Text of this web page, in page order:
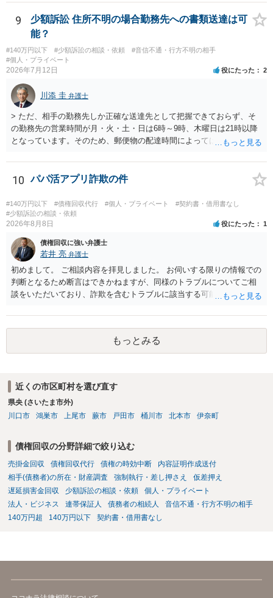
9
少額訴訟 住所不明の場合勤務先への書類送達は可
能？
#140万円以下 #少額訴訟の相談・依頼
#音信不通・行方不明の相手
#個人・プライベート
2026年7月12日 役にたった 2
川添 圭 弁護士
> ただ、相手の勤務先しか正確な送達先として把握できておらず、そ
の勤務先の営業時間が月・火・土・日は6時～9時、木曜日は21時以降
となっています。そのため、郵便物の配達時間によっては受け取りが
夜間の送達を上申するのが基本になりますが、感覚的には郵便局を動
かすには早すぎるので執行官送達を申し立てる必要があるかもしれま
せん。裁判所としては（あまりに特殊すぎて）就業場所送達を認めな
い可能性もありますし、執行官送達には費用もかかりますので、まず
は裁判所へ相談した方がよいと思います。
10 パパ活アプリ詐欺の件
#140万円以下 #債権回収代行 #個人・プライベート
#契約書・借用書なし
#少額訴訟の相談・依頼
2026年8月8日 役にたった 1
債権回収に強い弁護士
若井 亮 弁護士
初めまして。 ご相談内容を拝見しました。 お伺いする限りの情報での
判断となるため断言はできかねますが、同様のトラブルについてご相
談をいただいており、詐欺を含むトラブルに該当する可能性があるで
ります。 お金を渡した方法が現金手渡しではなく、指定口座への振込
であるならば、相手方の身元を特定できる可能性もあるでしょう。 い
ずれにせよ、まずは速やかに最寄りの警察署に被害相談に行くことを
お勧めします。
もっとみる
近くの市区町村を選び直す
県央 (さいたま市外)
川口市
鴻巣市 上尾市 蕨市 戸田市 桶川市 北本市 伊奈町
債権回収の分野詳細で絞り込む
売掛金回収 債権回収代行 債権の時効中断
内容証明作成送付
相手(債務者)の所在・財産調査
強制執行・差し押さえ
仮差押え
遅延損害金回収
少額訴訟の相談・依頼
個人・プライベート
法人・ビジネス
連帯保証人 債務者の相続人
音信不通・行方不明の相手
140万円超
140万円以下 契約書・借用書なし